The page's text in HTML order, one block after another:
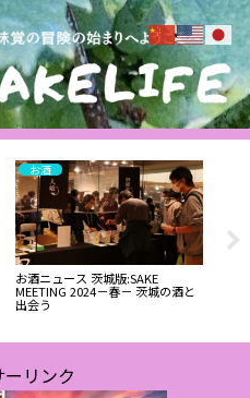
お酒
お酒ニュース 茨城版:SAKE
MEETING 2024－春－ 茨城の酒と
出会う
リンク